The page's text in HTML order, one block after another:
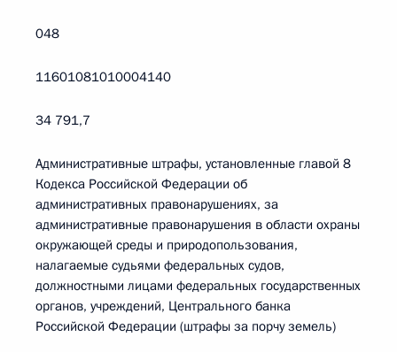
048
11601081010004140
34 791,7
Административные штрафы, установленные главой 8
Кодекса Российской Федерации об
административных правонарушениях, за
административные правонарушения в области охраны
окружающей среды и природопользования,
налагаемые судьями федеральных судов,
должностными лицами федеральных государственных
органов, учреждений, Центрального банка
Российской Федерации (штрафы за порчу земель)